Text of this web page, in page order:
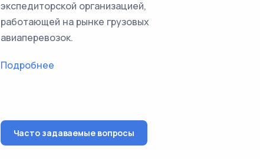
экспедиторской организацией,
работающей на рынке грузовых
авиаперевозок.
Подробнее
Часто задаваемые вопросы